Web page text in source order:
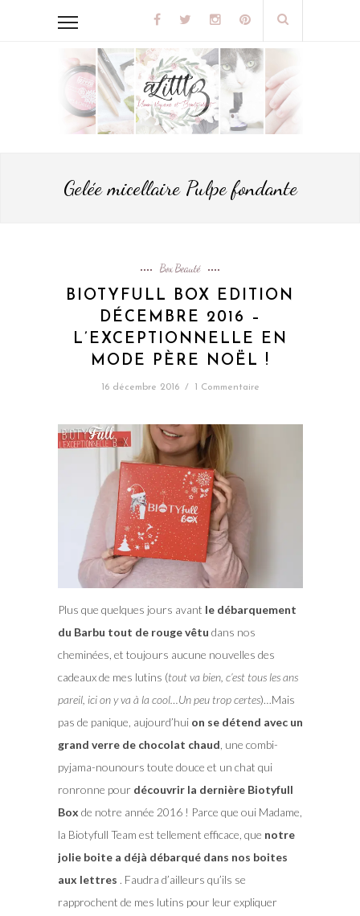
Gelée micellaire Pulpe fondante
Box Beauté
BIOTYFULL BOX EDITION
DÉCEMBRE 2016 –
L’EXCEPTIONNELLE EN
MODE PÈRE NOËL !
16 décembre 2016 / 1 Commentaire
Plus que quelques jours avant le débarquement
du Barbu tout de rouge vêtu dans nos
cheminées, et toujours aucune nouvelles des
cadeaux de mes lutins (tout va bien, c’est tous les ans
pareil, ici on y va à la cool…Un peu trop certes)…Mais
pas de panique, aujourd’hui on se détend avec un
grand verre de chocolat chaud , une combi-
pyjama-nounours toute douce et un chat qui
ronronne pour découvrir la dernière Biotyfull
Box de notre année 2016 ! Parce que oui Madame,
la Biotyfull Team est tellement efficace, que notre
jolie boite a déjà débarqué dans nos boites
aux lettres . Faudra d’ailleurs qu’ils se
rapprochent de mes lutins pour leur expliquer